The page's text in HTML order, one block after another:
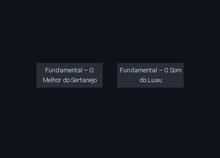
Fundamental – O
Melhor do Sertanejo
Fundamental – O Som
do Luau